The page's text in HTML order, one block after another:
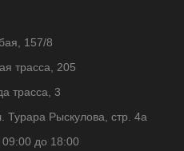
157/8
трасса, 205
трасса, 3
Турара Рыскулова, стр. 4а
до 18:00